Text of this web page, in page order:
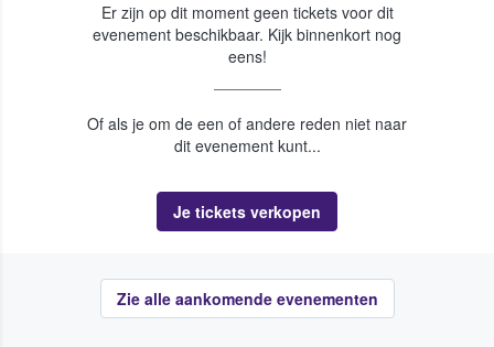
Er zijn op dit moment geen tickets voor dit
evenement beschikbaar. Kijk binnenkort nog
eens!
Of als je om de een of andere reden niet naar
dit evenement kunt...
Je tickets verkopen
Zie alle aankomende evenementen